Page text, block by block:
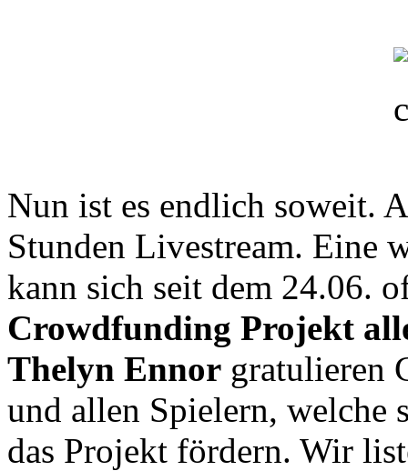
Nun ist es endlich soweit.
Stunden Livestream. Eine
kann sich seit dem 24.06.
Crowdfunding Projekt
Thelyn Ennor gratulieren
und allen Spielern, welche
das Projekt fördern. Wir